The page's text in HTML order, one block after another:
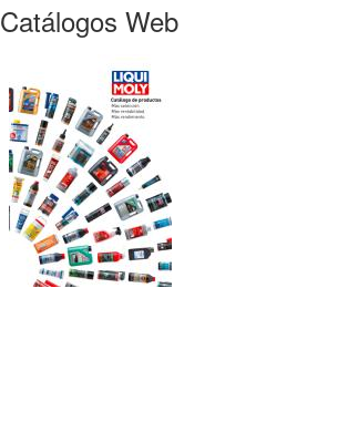
Catálogos Web